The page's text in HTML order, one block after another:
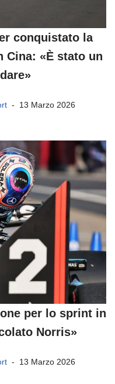
conquistato la
Cina: «È stato un
13 Marzo 2026
per lo sprint in
Norris»
13 Marzo 2026